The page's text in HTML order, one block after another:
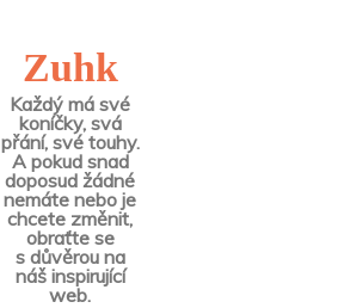
Zuhk
Každý má své
koníčky, svá
přání, své touhy.
A pokud snad
doposud žádné
nemáte nebo je
chcete změnit,
obraťte se
s důvěrou na
náš inspirující
web.